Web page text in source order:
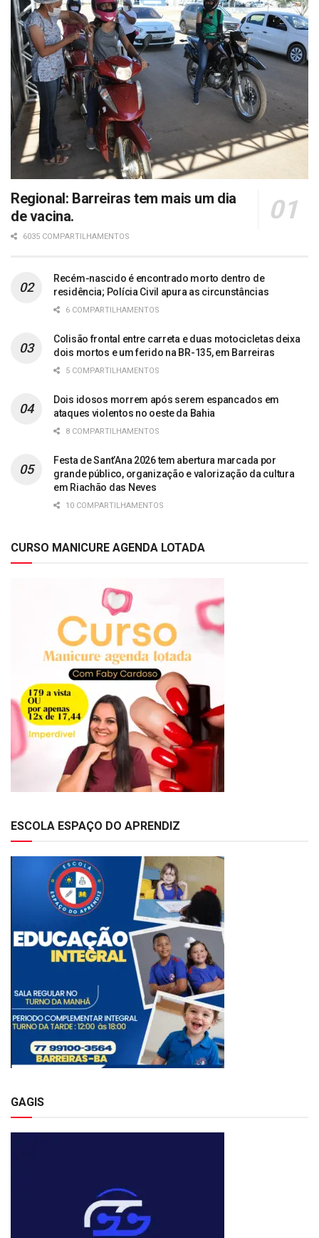
Regional: Barreiras tem mais um dia
de vacina.
6035 COMPARTILHAMENTOS
Recém-nascido é encontrado morto dentro de
residência; Polícia Civil apura as circunstâncias
6 COMPARTILHAMENTOS
Colisão frontal entre carreta e duas motocicletas deixa
dois mortos e um ferido na BR-135, em Barreiras
5 COMPARTILHAMENTOS
Dois idosos morrem após serem espancados em
ataques violentos no oeste da Bahia
8 COMPARTILHAMENTOS
Festa de Sant’Ana 2026 tem abertura marcada por
grande público, organização e valorização da cultura
em Riachão das Neves
10 COMPARTILHAMENTOS
CURSO MANICURE AGENDA LOTADA
ESCOLA ESPAÇO DO APRENDIZ
GAGIS